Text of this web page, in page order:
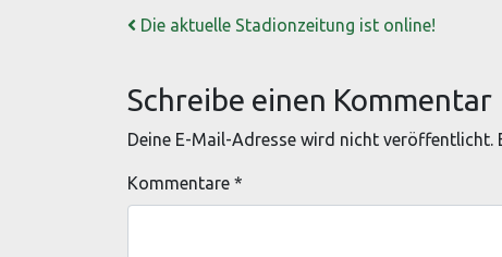
Beitrags-Navigation
Die aktuelle Stadionzeitung ist online!
Schreibe einen Kommentar
Deine E-Mail-Adresse wird nicht veröffentlicht.
Kommentare *